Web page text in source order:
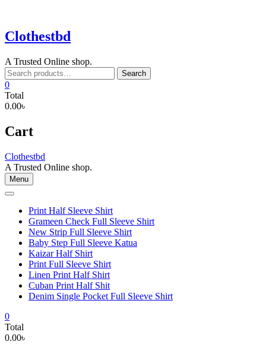
content
Clothestbd
A Trusted Online shop.
Search
for:
Search
0
Total
0.00৳
Cart
Clothestbd
A Trusted Online shop.
Menu
Print Half Sleeve Shirt
Grameen Check Full Sleeve Shirt
New Strip Full Sleeve Shirt
Baby Step Full Sleeve Katua
Kaizar Half Shirt
Print Full Sleeve Shirt
Linen Print Half Shirt
Cuban Print Half Shit
Denim Single Pocket Full Sleeve Shirt
0
Total
0.00৳